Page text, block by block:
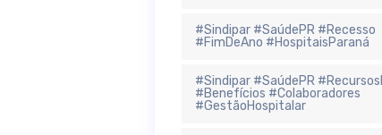
#Sindipar #SaúdePR #Recesso
#FimDeAno #HospitaisParaná
#Sindipar #SaúdePR
#Benefícios #Colaboradores
#GestãoHospitalar